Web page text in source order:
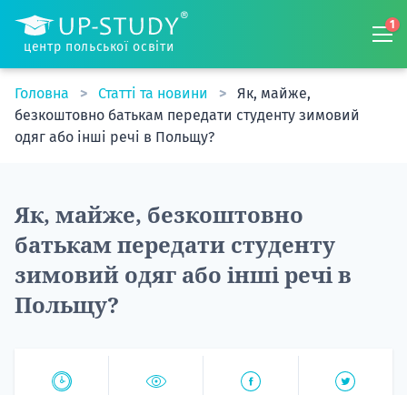
центр польської освіти
1
Головна Статті та новини
Як, майже,
безкоштовно батькам передати студенту зимовий
одяг або інші речі в Польщу?
Як, майже, безкоштовно
батькам передати студенту
зимовий одяг або інші речі в
Польщу?